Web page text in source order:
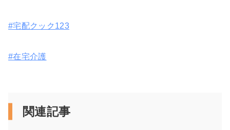
#宅配クック123
#在宅介護
関連記事